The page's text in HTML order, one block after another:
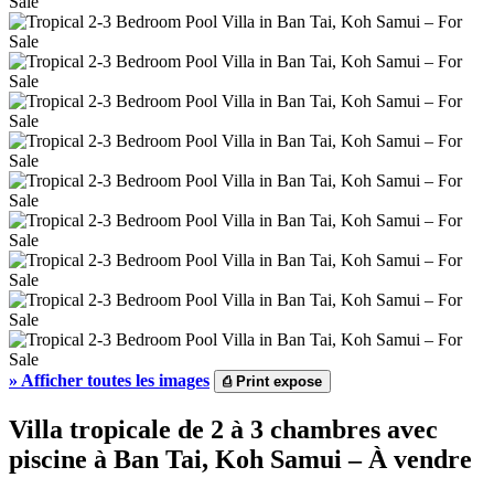
» Afficher toutes les images ⎙Print expose
Villa tropicale de 2 à 3 chambres avec
piscine à Ban Tai, Koh Samui – À vendre